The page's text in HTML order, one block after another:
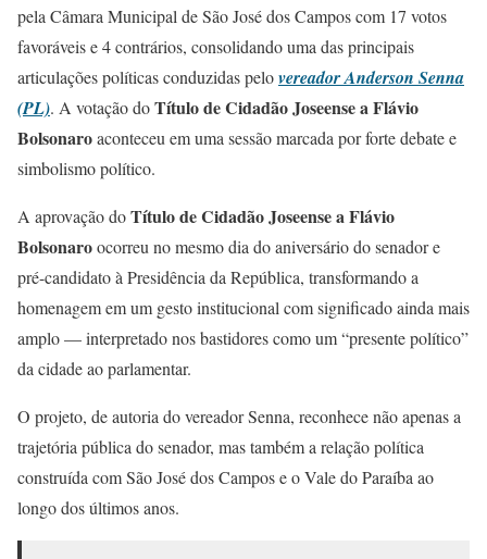
pela Câmara Municipal de São José dos Campos com 17 votos
favoráveis e 4 contrários, consolidando uma das principais
articulações políticas conduzidas pelovereador Anderson Senna
(PL). A votação doTítulo de Cidadão Joseense a Flávio
Bolsonaroaconteceu em uma sessão marcada por forte debate e
simbolismo político.
A aprovação doTítulo de Cidadão Joseense a Flávio
Bolsonaroocorreu no mesmo dia do aniversário do senador e
pré-candidato à Presidência da República, transformando a
homenagem em um gesto institucional com significado ainda mais
amplo — interpretado nos bastidores como um “presente político”
da cidade ao parlamentar.
O projeto, de autoria do vereador Senna, reconhece não apenas a
trajetória pública do senador, mas também a relação política
construída com São José dos Campos e o Vale do Paraíba ao
longo dos últimos anos.